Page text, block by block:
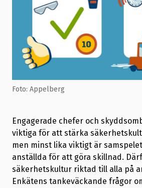
Foto: Appelberg
Engagerade chefer och
viktiga för att stärka
men minst lika viktigt är
anställda för att göra skillnad.
säkerhetskultur riktad till alla på
Enkätens tankeväckande frågor